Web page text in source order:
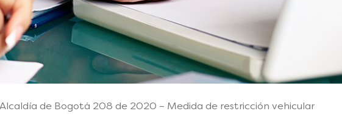
de Bogotá 208 de 2020 – Medida de restricción vehicular